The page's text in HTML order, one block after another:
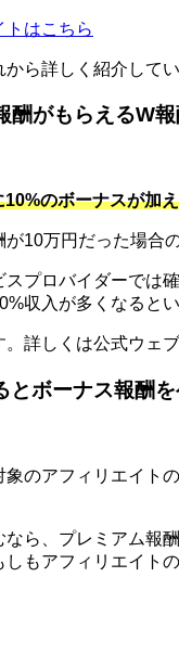
トはこちら
ら詳しく紹介してい
酬がもらえるW
のボーナスが加
10万円だった場合
プロバイダーでは
収入が多くなると
詳しくは公式ウェ
とボーナス報酬
象のアフィリエイト
ら、プレミアム報
もアフィリエイト